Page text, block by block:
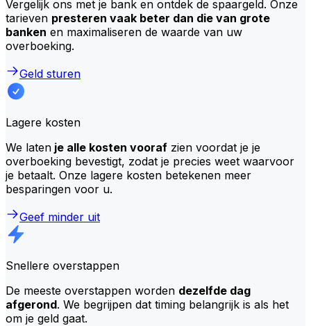
Vergelijk ons met je bank en ontdek de spaargeld. Onze
tarieven presteren vaak beter dan die van grote
banken en maximaliseren de waarde van uw
overboeking.
Geld sturen
Lagere kosten
We laten je alle kosten vooraf zien voordat je je
overboeking bevestigt, zodat je precies weet waarvoor
je betaalt. Onze lagere kosten betekenen meer
besparingen voor u.
Geef minder uit
Snellere overstappen
De meeste overstappen worden dezelfde dag
afgerond. We begrijpen dat timing belangrijk is als het
om je geld gaat.